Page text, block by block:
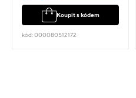
Koupit s kódem
kód: 000080512172